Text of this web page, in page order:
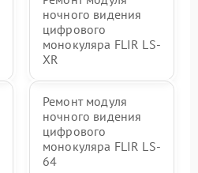
ночного видения
цифрового
монокуляра FLIR LS-
XR
Ремонт модуля
ночного видения
цифрового
монокуляра FLIR LS-
64